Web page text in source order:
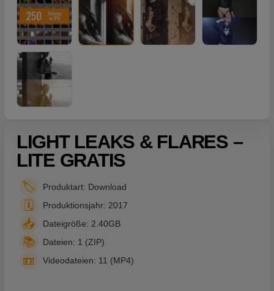
LIGHT LEAKS & FLARES –
LITE GRATIS
🏷️ Produktart: Download
🗓️ Produktionsjahr: 2017
📥 Dateigröße: 2.40GB
📚 Dateien: 1 (ZIP)
📼 Videodateien: 11 (MP4)